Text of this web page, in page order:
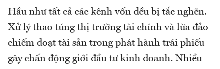
Hầu như tất cả các kênh vốn đều bị tắc nghẽn.
Xử lý thao túng thị trường tài chính và lừa đảo
chiếm đoạt tài sản trong phát hành trái phiếu
gây chấn động giới đầu tư kinh doanh. Nhiều